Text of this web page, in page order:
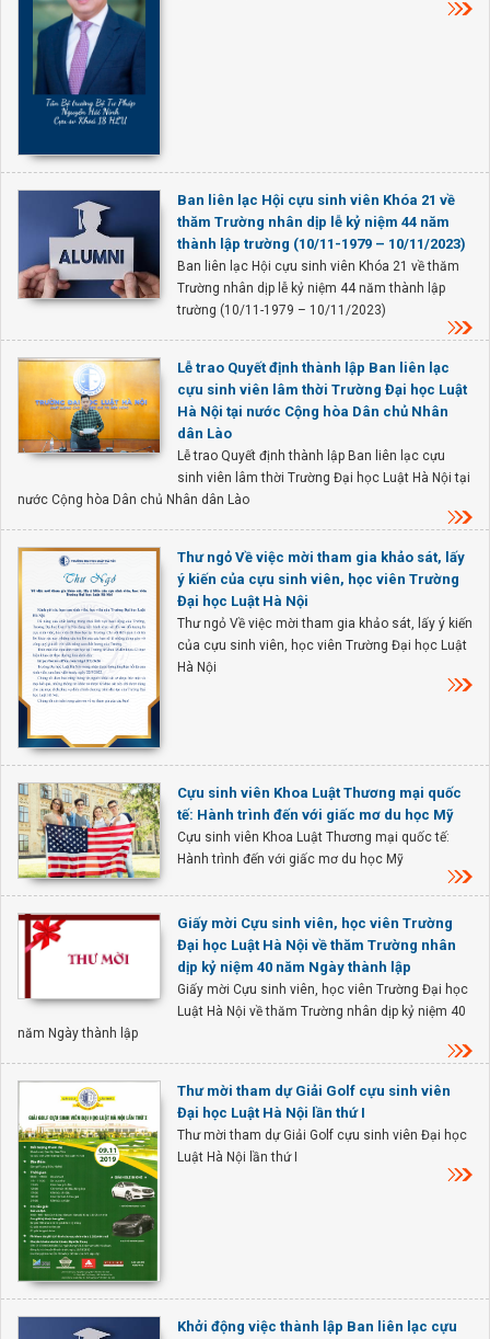
Ban liên lạc Hội cựu sinh viên Khóa 21 về
thăm Trường nhân dịp lễ kỷ niệm 44 năm
thành lập trường (10/11-1979 – 10/11/2023)
Ban liên lạc Hội cựu sinh viên Khóa 21 về thăm
Trường nhân dịp lễ kỷ niệm 44 năm thành lập
trường (10/11-1979 – 10/11/2023)
Lễ trao Quyết định thành lập Ban liên lạc
cựu sinh viên lâm thời Trường Đại học Luật
Hà Nội tại nước Cộng hòa Dân chủ Nhân
dân Lào
Lễ trao Quyết định thành lập Ban liên lạc cựu
sinh viên lâm thời Trường Đại học Luật Hà Nội tại
nước Cộng hòa Dân chủ Nhân dân Lào
Thư ngỏ Về việc mời tham gia khảo sát, lấy
ý kiến của cựu sinh viên, học viên Trường
Đại học Luật Hà Nội
Thư ngỏ Về việc mời tham gia khảo sát, lấy ý kiến
của cựu sinh viên, học viên Trường Đại học Luật
Hà Nội
Cựu sinh viên Khoa Luật Thương mại quốc
tế: Hành trình đến với giấc mơ du học Mỹ
Cựu sinh viên Khoa Luật Thương mại quốc tế:
Hành trình đến với giấc mơ du học Mỹ
Giấy mời Cựu sinh viên, học viên Trường
Đại học Luật Hà Nội về thăm Trường nhân
dịp kỷ niệm 40 năm Ngày thành lập
Giấy mời Cựu sinh viên, học viên Trường Đại học
Luật Hà Nội về thăm Trường nhân dịp kỷ niệm 40
năm Ngày thành lập
Thư mời tham dự Giải Golf cựu sinh viên
Đại học Luật Hà Nội lần thứ I
Thư mời tham dự Giải Golf cựu sinh viên Đại học
Luật Hà Nội lần thứ I
Khởi động việc thành lập Ban liên lạc cựu